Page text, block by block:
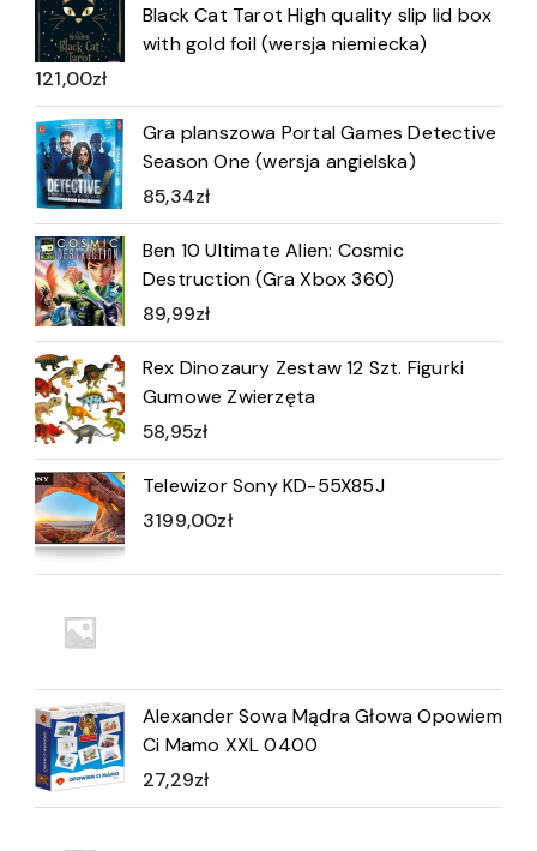
Black Cat Tarot High quality slip lid box
with gold foil (wersja niemiecka)
121,00zł
Gra planszowa Portal Games Detective
Season One (wersja angielska)
85,34zł
Ben 10 Ultimate Alien: Cosmic
Destruction (Gra Xbox 360)
89,99zł
Rex Dinozaury Zestaw 12 Szt. Figurki
Gumowe Zwierzęta
58,95zł
Telewizor Sony KD-55X85J
3199,00zł
Alexander Sowa Mądra Głowa Opowiem
Ci Mamo XXL 0400
27,29zł